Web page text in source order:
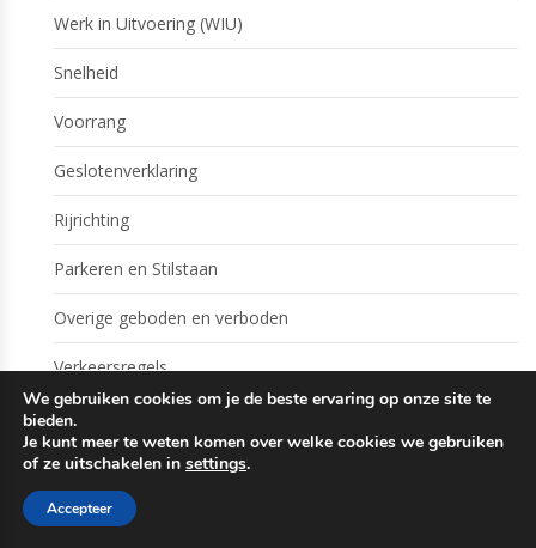
Werk in Uitvoering (WIU)
Snelheid
Voorrang
Geslotenverklaring
Rijrichting
Parkeren en Stilstaan
Overige geboden en verboden
Verkeersregels
Waarschuwing
Informatie
Eigen terrein borden
We gebruiken cookies om je de beste ervaring op onze site te
bieden.
Je kunt meer te weten komen over welke cookies we gebruiken
of ze uitschakelen in settings.
Accepteer